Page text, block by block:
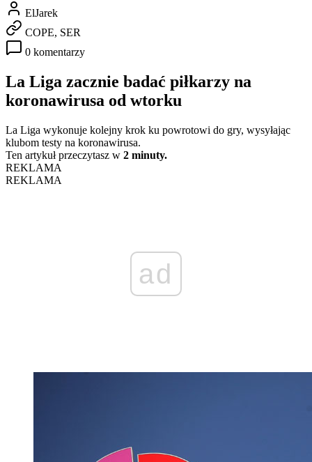
ElJarek
COPE, SER
0 komentarzy
La Liga zacznie badać piłkarzy na
koronawirusa od wtorku
La Liga wykonuje kolejny krok ku powrotowi do gry, wysyłając
klubom testy na koronawirusa.
Ten artykuł przeczytasz w 2 minuty.
REKLAMA
REKLAMA
ad